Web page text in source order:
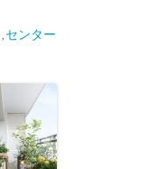
センター